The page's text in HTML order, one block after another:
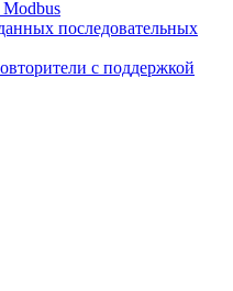
последовательных
с поддержкой